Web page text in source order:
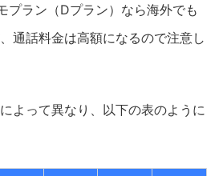
プラン（Dプラン）なら海外でも
通話料金は高額になるので注意し
よって異なり、以下の表のように